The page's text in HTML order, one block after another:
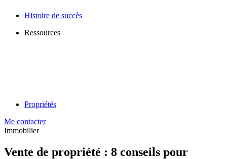
Histoire de succès
Ressources
Propriétés
Me contacter
Immobilier
Vente de propriété : 8 conseils pour